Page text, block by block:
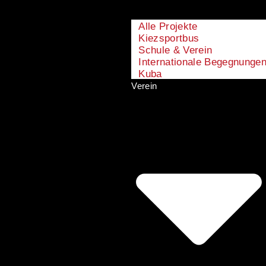
Alle Projekte
Kiezsportbus
Schule & Verein
Internationale
Kuba
Verein